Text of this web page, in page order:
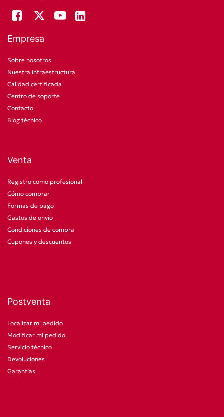
Empresa
Sobre nosotros
Nuestra infraestructura
Calidad certificada
Centro de soporte
Contacto
Blog técnico
Venta
Registro como profesional
Cómo comprar
Formas de pago
Gastos de envío
Condiciones de compra
Cupones y descuentos
Postventa
Localizar mi pedido
Modificar mi pedido
Servicio técnico
Devoluciones
Garantías